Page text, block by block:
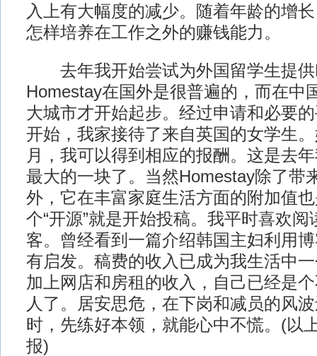
入上有大幅度的减少。随着年龄的增
怎样培养在工作之外的赚钱能力。
去年我开始尝试为外国留学生提供
Homestay在国外是很普遍的，而在中
大城市才开始起步。经过申请和必要
开始，我家接待了来自英国的女学生
月，我可以得到相应的报酬。这是去年
最大的一块了。当然Homestay除了带
外，它在丰富家庭生活方面的附加值
个“开源”就是开始投稿。我平时喜欢
客。曾经看到一篇介绍韩国主妇利用
有启发。稿费的收入已成为我生活中
加上网店和房租的收入，自己已经是
人了。居安思危，在下岗和减员的风
时，先练好本领，就能心中不慌。(以
报)